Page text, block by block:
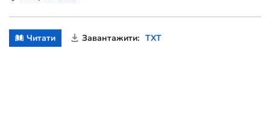
Читати Завантажити: TXT